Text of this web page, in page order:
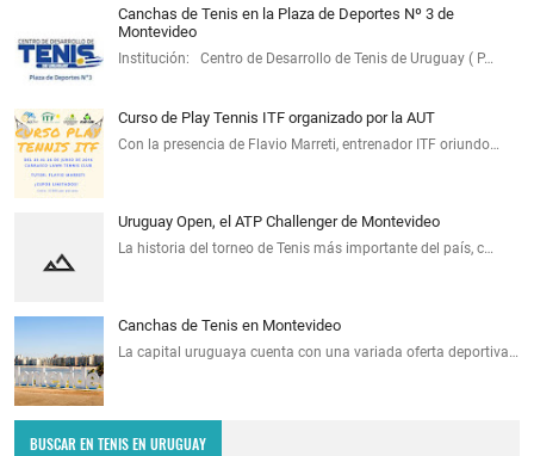
Canchas de Tenis en la Plaza de Deportes Nº 3 de
Montevideo
Institución: Centro de Desarrollo de Tenis de Uruguay ( P…
Curso de Play Tennis ITF organizado por la AUT
Con la presencia de Flavio Marreti, entrenador ITF oriundo…
Uruguay Open, el ATP Challenger de Montevideo
La historia del torneo de Tenis más importante del país, c…
Canchas de Tenis en Montevideo
La capital uruguaya cuenta con una variada oferta deportiva…
BUSCAR EN TENIS EN URUGUAY